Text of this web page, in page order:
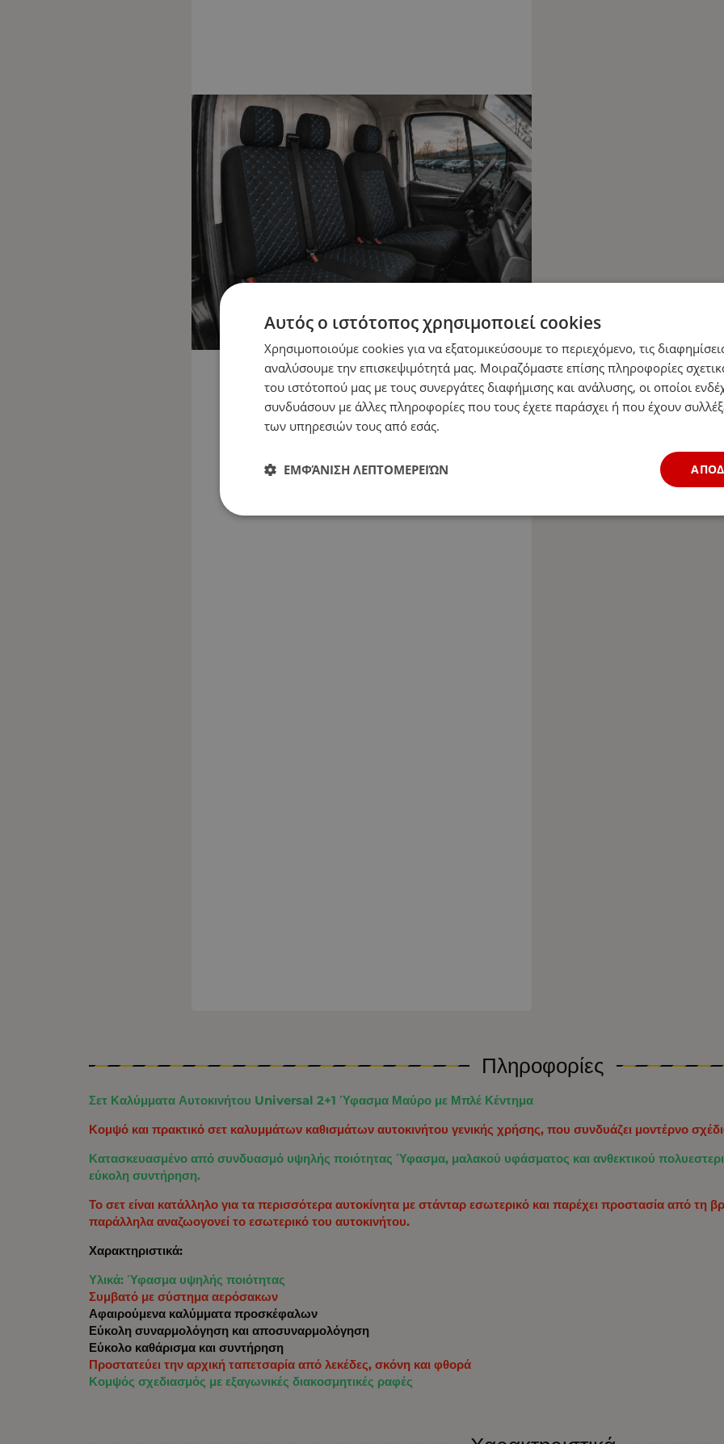
Πληροφορίες
Σετ Καλύμματα Αυτοκινήτου Universal 2+1 Ύφασμα Μαύρο με Μπλέ Κέντημα
Κομψό και πρακτικό σετ καλυμμάτων καθισμάτων αυτοκινήτου γενικής χρήσης, που συνδυάζει μοντέρνο
Κατασκευασμένο από συνδυασμό υψηλής ποιότητας Ύφασμα, μαλακού υφάσματος και ανθεκτικού
εύκολη συντήρηση.
Το σετ είναι κατάλληλο για τα περισσότερα αυτοκίνητα με στάνταρ εσωτερικό και παρέχει προστασία από τη
παράλληλα αναζωογονεί το εσωτερικό του αυτοκινήτου.
Χαρακτηριστικά:
Υλικά: Ύφασμα υψηλής ποιότητας
Συμβατό με σύστημα αερόσακων
Αφαιρούμενα καλύμματα προσκέφαλων
Εύκολη συναρμολόγηση και αποσυναρμολόγηση
Εύκολο καθάρισμα και συντήρηση
Προστατεύει την αρχική ταπετσαρία από λεκέδες, σκόνη και φθορά
Κομψός σχεδιασμός με εξαγωνικές διακοσμητικές ραφές
Αυτός ο ιστότοπος χρησιμοποιεί cookies
Χρησιμοποιούμε cookies για να εξατομικεύσουμε το περιεχόμενο, τις
αναλύσουμε την επισκεψιμότητά μας. Μοιραζόμαστε επίσης πληροφορίες
του ιστότοπού μας με τους συνεργάτες διαφήμισης και ανάλυσης, οι οποίοι
συνδυάσουν με άλλες πληροφορίες που τους έχετε παράσχει ή που έχουν
των υπηρεσιών τους από εσάς.
ΕΜΦΆΝΙΣΗ ΛΕΠΤΟΜΕΡΕΙΏΝ